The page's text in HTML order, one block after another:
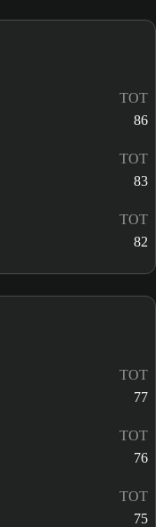
TOT
86
TOT
83
TOT
82
TOT
77
TOT
76
TOT
75